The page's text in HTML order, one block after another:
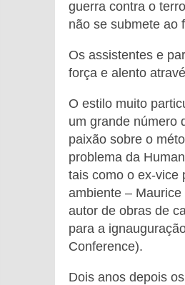
guerra contra o
não se submete ao
Os assistentes e
força e alento
O estilo muito
um grande número
paixão sobre o
problema da
tais como o ex-vice
ambiente –
autor de obras de
para a
Conference).
Dois anos depois